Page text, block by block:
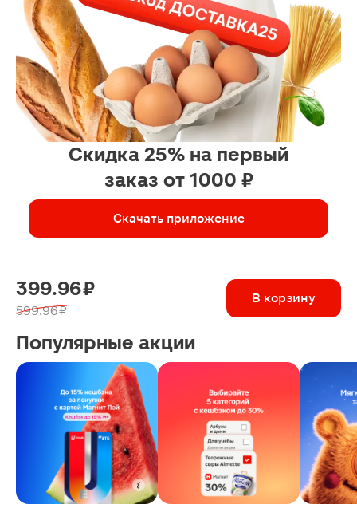
Скидка 25% на первый
заказ от 1000 ₽
Скачать приложение
399.96 ₽
599.96 ₽
В корзину
Популярные акции